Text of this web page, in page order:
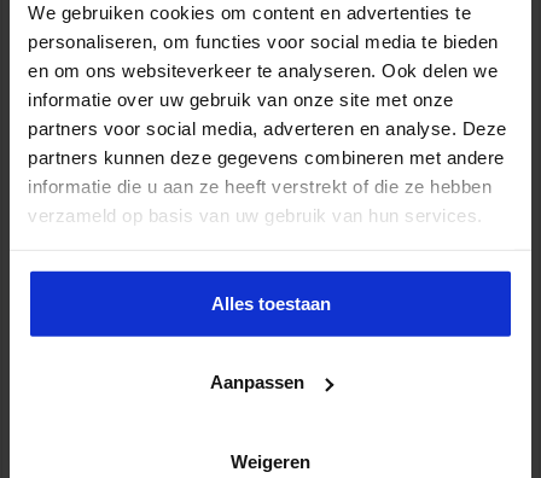
We gebruiken cookies om content en advertenties te
personaliseren, om functies voor social media te bieden
en om ons websiteverkeer te analyseren. Ook delen we
informatie over uw gebruik van onze site met onze
partners voor social media, adverteren en analyse. Deze
partners kunnen deze gegevens combineren met andere
informatie die u aan ze heeft verstrekt of die ze hebben
verzameld op basis van uw gebruik van hun services.
Alles toestaan
Aanpassen
Weigeren
Opleiding Gedragsexpert